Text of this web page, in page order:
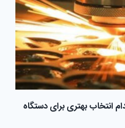
انتخاب بهتری برای دستگاه